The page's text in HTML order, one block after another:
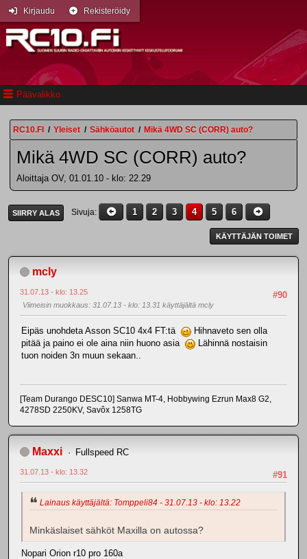
Päävalikko
Kirjaudu Rekisteröidy
RC10.FI / Yleiset / Sähköautot / Mikä 4WD SC (CORR) auto?
Mikä 4WD SC (CORR) auto?
Aloittaja OV, 01.01.10 - klo: 22.29
SIIRRY ALAS Sivuja 1 2 3 4 5 6
KÄYTTÄJÄN TOIMET
mcly
#90
31.07.13 - klo: 13.25
Viimeisin muokkaus: 31.07.13 - klo: 13.31 käyttäjältä mcly
Eipäs unohdeta Asson SC10 4x4 FT:tä
Hihnaveto sen olla
pitää ja paino ei ole aina niin huono asia
Lähinnä nostaisin
tuon noiden 3n muun sekaan..
[Team Durango DESC10] Sanwa MT-4, Hobbywing Ezrun Max8 G2,
4278SD 2250KV, Savôx 1258TG
Maxxi Fullspeed RC
#91
31.07.13 - klo: 13.32
Lainaus käyttäjältä: Tomppeli84 - 31.07.13 - klo: 13.22
Minkäslaiset sähköt Maxilla on autossa?
Nopari Orion r10 pro 160a